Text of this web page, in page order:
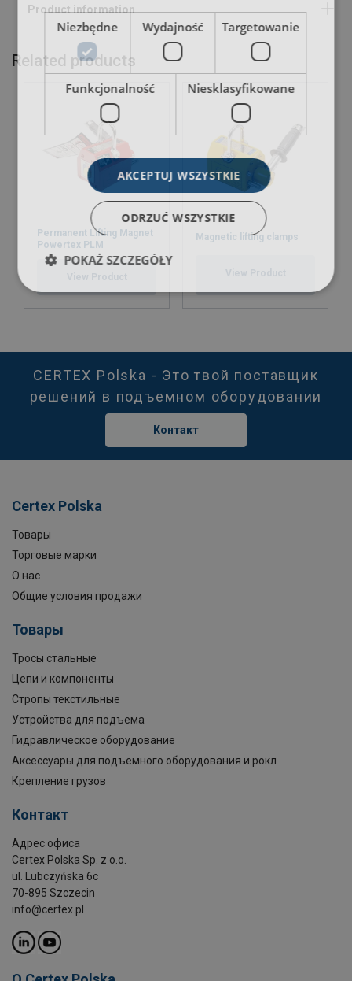
Related products
Permanent Lifting Magnet
Powertex PLM
Magnetic lifting clamps
CERTEX Polska - Это твой поставщик
решений в подъемном оборудовании
Контакт
Certex Polska
Товары
Торговые марки
О нас
Общие условия продажи
Товары
Тросы стальные
Цепи и компоненты
Стропы текстильные
Устройства для подъема
Гидравлическое оборудование
Аксессуары для подъемного оборудования и рокл
Крепление грузов
Контакт
Адрес офиса
Certex Polska Sp. z o.o.
ul. Lubczyńska 6c
70-895 Szczecin
info@certex.pl
Niezbędne Wydajność Targetowanie
Funkcjonalność Niesklasyfikowane
AKCEPTUJ WSZYSTKIE
ODRZUĆ WSZYSTKIE
POKAŻ SZCZEGÓŁY